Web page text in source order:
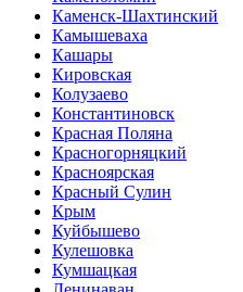
Каменск-Шахтинский
Камышеваха
Кашары
Кировская
Колузаево
Константиновск
Красная Поляна
Красногорняцкий
Красноярская
Красный Сулин
Крым
Куйбышево
Кулешовка
Кумшацкая